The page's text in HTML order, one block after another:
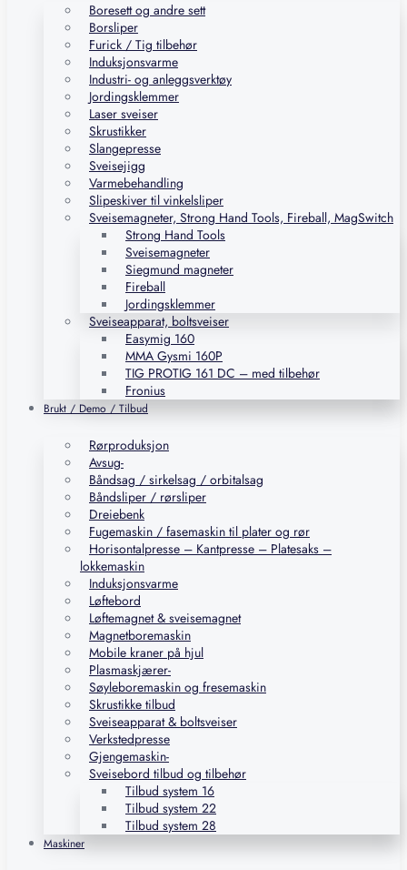
Boresett og andre sett
Borsliper
Furick / Tig tilbehør
Induksjonsvarme
Industri- og anleggsverktøy
Jordingsklemmer
Laser sveiser
Skrustikker
Slangepresse
Sveisejigg
Varmebehandling
Slipeskiver til vinkelsliper
Sveisemagneter, Strong Hand Tools, Fireball, MagSwitch
Strong Hand Tools
Sveisemagneter
Siegmund magneter
Fireball
Jordingsklemmer
Sveiseapparat, boltsveiser
Easymig 160
MMA Gysmi 160P
TIG PROTIG 161 DC – med tilbehør
Fronius
Brukt / Demo / Tilbud
Rørproduksjon
Avsug-
Båndsag / sirkelsag / orbitalsag
Båndsliper / rørsliper
Dreiebenk
Fugemaskin / fasemaskin til plater og rør
Horisontalpresse – Kantpresse – Platesaks –
lokkemaskin
Induksjonsvarme
Løftebord
Løftemagnet & sveisemagnet
Magnetboremaskin
Mobile kraner på hjul
Plasmaskjærer-
Søyleboremaskin og fresemaskin
Skrustikke tilbud
Sveiseapparat & boltsveiser
Verkstedpresse
Gjengemaskin-
Sveisebord tilbud og tilbehør
Tilbud system 16
Tilbud system 22
Tilbud system 28
Maskiner